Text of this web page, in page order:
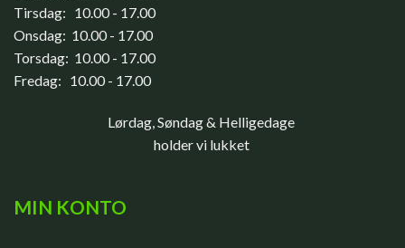
Tirsdag: 10.00 - 17.00
Onsdag: 10.00 - 17.00
Torsdag: 10.00 - 17.00
Fredag: 10.00 - 17.00
Lørdag, Søndag & Helligedage
holder vi lukket
MIN KONTO